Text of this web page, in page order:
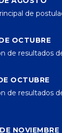
de
OCTUBRE
de resultados
OCTUBRE
de resultados
NOVIEMBRE